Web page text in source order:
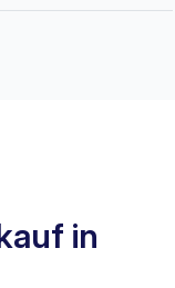
in